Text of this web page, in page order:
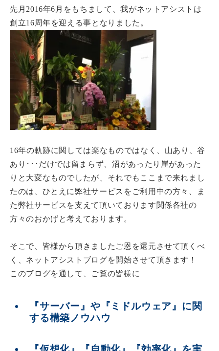
先月2016年6月をもちまして、我がネットアシストは
創立16周年を迎える事となりました。
16年の軌跡に関しては楽なものではなく、山あり、谷
あり･･･だけでは留まらず、沼があったり崖があった
りと大変なものでしたが、それでもここまで来れまし
たのは、ひとえに弊社サービスをご利用中の方々、ま
た弊社サービスを支えて頂いております関係各社の
方々のおかげと考えております。
そこで、皆様から頂きましたご恩を還元させて頂くべ
く、ネットアシストブログを開始させて頂きます！
このブログを通して、ご覧の皆様に
『サーバー』や『ミドルウェア』に関
する構築ノウハウ